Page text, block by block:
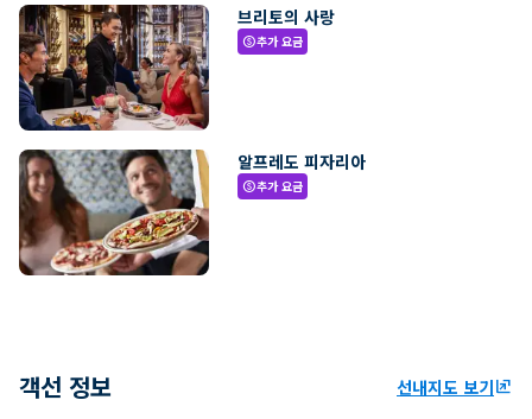
브리토의 사랑
paid추가 요금
알프레도 피자리아
paid추가 요금
객선 정보 선내지도 보기ungroup